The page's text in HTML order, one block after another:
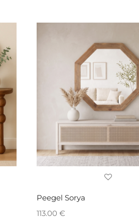
Peegel Sorya
113.00 €